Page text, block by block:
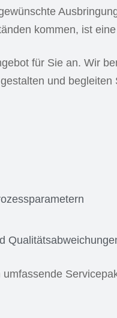
kommen, ist
für Sie an. Wir
und